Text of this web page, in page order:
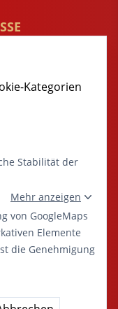
Kategorien
Stabilität der
Mehr anzeigen
von GoogleMaps
Elemente
die Genehmigung
Einrichtungen
Kultur